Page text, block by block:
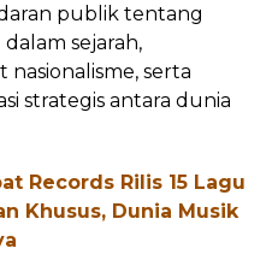
publik tentang
sejarah,
serta
strategis antara dunia
Records Rilis 15 Lagu
Khusus, Dunia Musik